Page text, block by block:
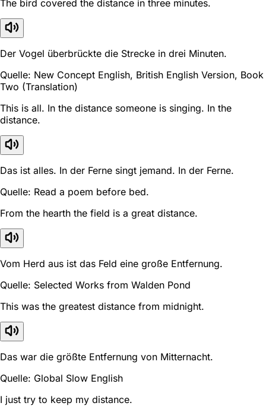
The bird covered the distance in three minutes.
Der Vogel überbrückte die Strecke in drei Minuten.
Quelle: New Concept English, British English Version, Book
Two (Translation)
This is all. In the distance someone is singing. In the
distance.
Das ist alles. In der Ferne singt jemand. In der Ferne.
Quelle: Read a poem before bed.
From the hearth the field is a great distance.
Vom Herd aus ist das Feld eine große Entfernung.
Quelle: Selected Works from Walden Pond
This was the greatest distance from midnight.
Das war die größte Entfernung von Mitternacht.
Quelle: Global Slow English
I just try to keep my distance.